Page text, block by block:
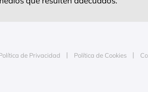
de Privacidad Política de Cookies